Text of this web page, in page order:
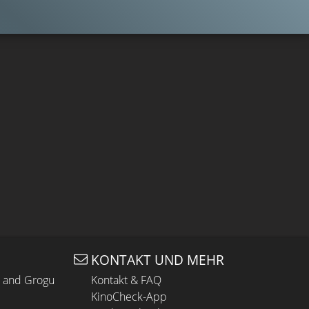
Grogu
KONTAKT UND MEHR
Kontakt & FAQ
KinoCheck-App